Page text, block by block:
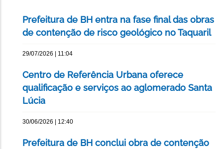
Prefeitura de BH entra na fase final das obras
de contenção de risco geológico no Taquaril
29/07/2026 | 11:04
Centro de Referência Urbana oferece
qualificação e serviços ao aglomerado Santa
Lúcia
30/06/2026 | 12:40
Prefeitura de BH conclui obra de contenção